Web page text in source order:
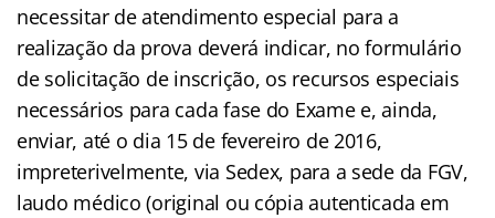
necessitar de atendimento especial para a
realização da prova deverá indicar, no formulário
de solicitação de inscrição, os recursos especiais
necessários para cada fase do Exame e, ainda,
enviar, até o dia 15 de fevereiro de 2016,
impreterivelmente, via Sedex, para a sede da FGV,
laudo médico (original ou cópia autenticada em